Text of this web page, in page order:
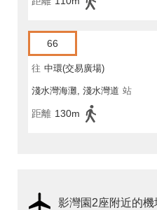
66
往 中環(交易廣場)
淺水灣海灘, 淺水灣道 站
距離 130m
影灣園2座附近的機